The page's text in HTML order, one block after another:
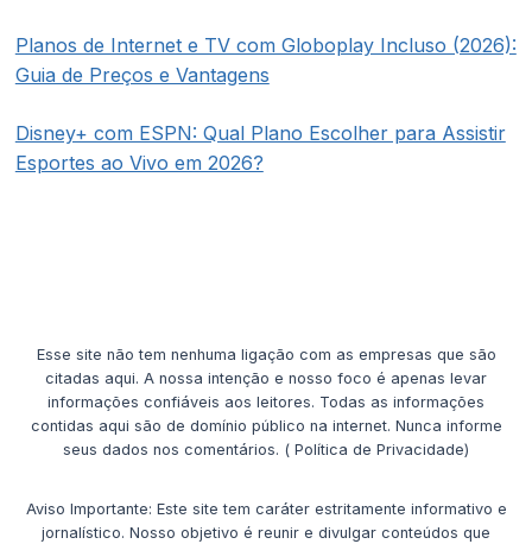
Planos de Internet e TV com Globoplay Incluso (2026):
Guia de Preços e Vantagens
Disney+ com ESPN: Qual Plano Escolher para Assistir
Esportes ao Vivo em 2026?
Esse site não tem nenhuma ligação com as empresas que são
citadas aqui. A nossa intenção e nosso foco é apenas levar
informações confiáveis aos leitores. Todas as informações
contidas aqui são de domínio público na internet. Nunca informe
seus dados nos comentários. ( Política de Privacidade)
Aviso Importante: Este site tem caráter estritamente informativo e
jornalístico. Nosso objetivo é reunir e divulgar conteúdos que